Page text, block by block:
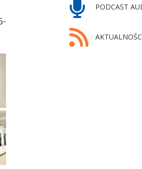
PODCAST